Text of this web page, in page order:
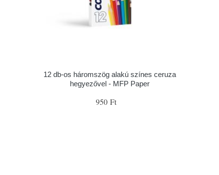
12 db-os háromszög alakú színes ceruza
hegyezővel - MFP Paper
950 Ft